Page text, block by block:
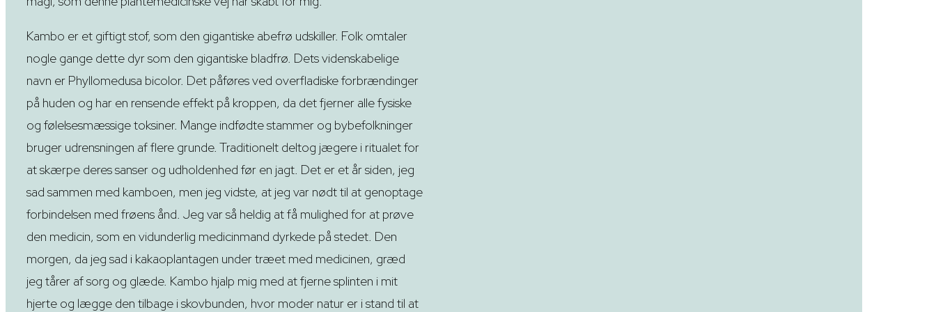
Kambo er et giftigt stof, som den gigantiske abefrø udskiller. Folk omtaler
nogle gange dette dyr som den gigantiske bladfrø. Dets videnskabelige
navn er Phyllomedusa bicolor. Det påføres ved overfladiske forbrændinger
på huden og har en rensende effekt på kroppen, da det fjerner alle fysiske
og følelsesmæssige toksiner. Mange indfødte stammer og bybefolkninger
bruger udrensningen af flere grunde. Traditionelt deltog jægere i ritualet for
at skærpe deres sanser og udholdenhed før en jagt. Det er et år siden, jeg
sad sammen med kamboen, men jeg vidste, at jeg var nødt til at genoptage
forbindelsen med frøens ånd. Jeg var så heldig at få mulighed for at prøve
den medicin, som en vidunderlig medicinmand dyrkede på stedet. Den
morgen, da jeg sad i kakaoplantagen under træet med medicinen, græd
jeg tårer af sorg og glæde. Kambo hjalp mig med at fjerne splinten i mit
hjerte og lægge den tilbage i skovbunden, hvor moder natur er i stand til at